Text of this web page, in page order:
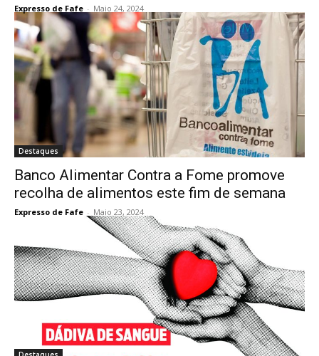
Expresso de Fafe - Maio 24, 2024
Destaques
Banco Alimentar Contra a Fome promove
recolha de alimentos este fim de semana
Expresso de Fafe - Maio 23, 2024